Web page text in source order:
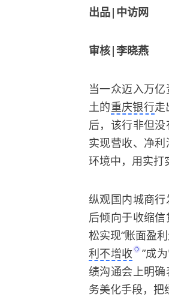
出品|中访网
审核|李晓燕
当一众迈入万
土的重庆银行走
后，该行非但
实现营收、净
环境中，用实打
纵观国内城商
后倾向于收缩
松实现“账面盈
利不增收
”成
绩沟通会上明
务美化手段，把